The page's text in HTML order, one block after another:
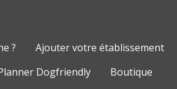
?
Ajouter votre établissement
Dogfriendly
Boutique